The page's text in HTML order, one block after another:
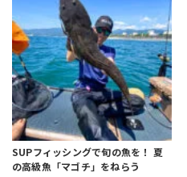
SUPフィッシングで旬の魚を！ 夏
の高級魚「マゴチ」をねらう